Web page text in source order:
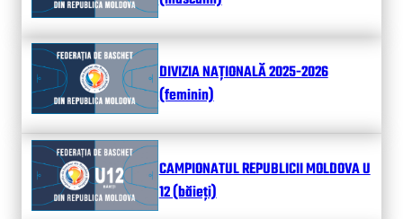
DIVIZIA NAȚIONALĂ 2025-2026
(feminin)
CAMPIONATUL REPUBLICII MOLDOVA U
12 (băieți)